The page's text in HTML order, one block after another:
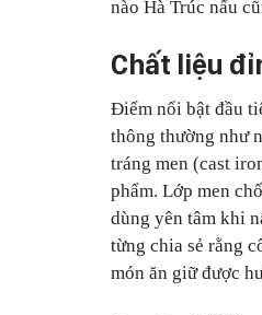
nào Hà Trúc nấu
Chất liệu
Điểm nổi bật đầu
thông thường như
tráng men (cast
phẩm. Lớp men
dùng yên tâm khi
từng chia sẻ rằng
món ăn giữ được